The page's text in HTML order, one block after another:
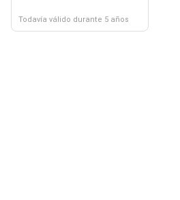
Todavía válido durante 5 años